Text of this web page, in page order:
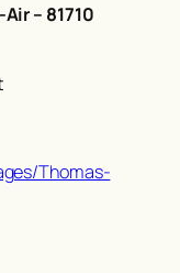
– 81710
Thomas-